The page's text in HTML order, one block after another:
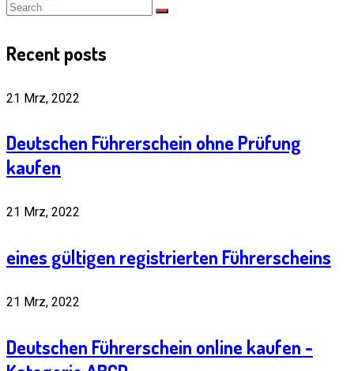
Recent posts
21 Mrz, 2022
Deutschen Führerschein ohne Prüfung
kaufen
21 Mrz, 2022
eines gültigen registrierten Führerscheins
21 Mrz, 2022
Deutschen Führerschein online kaufen -